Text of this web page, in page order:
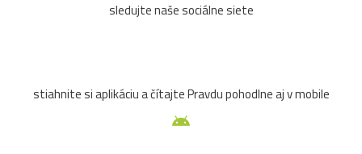
sledujte naše sociálne siete
stiahnite si aplikáciu a čítajte Pravdu pohodlne aj v mobile